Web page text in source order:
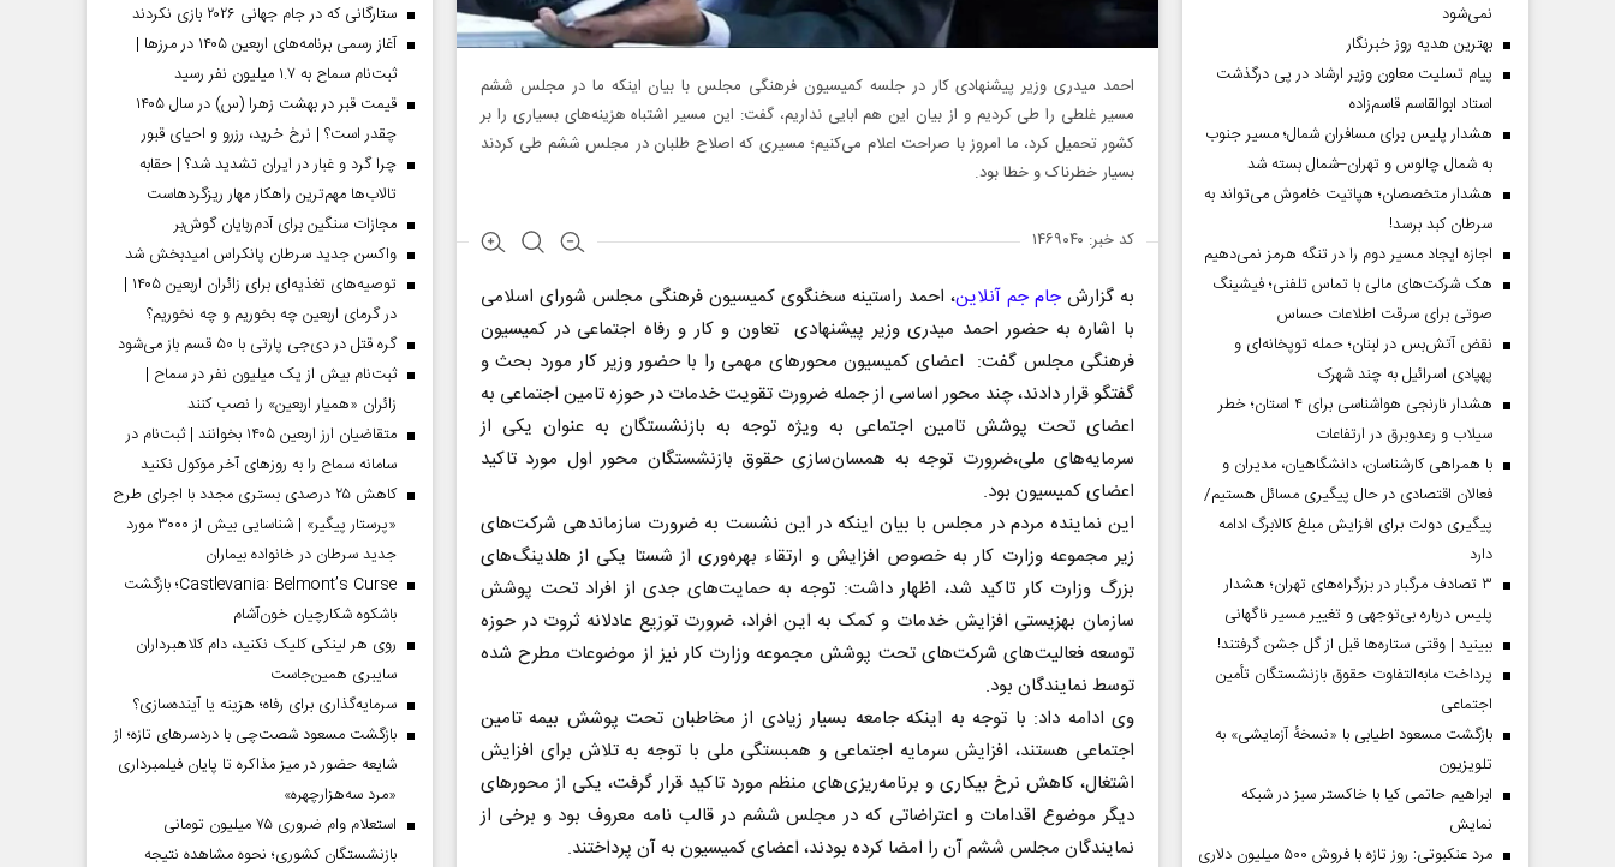
احمد میدری وزیر پیشنهادی کار در جلسه کمیسیون فرهنگی مجلس با بیان اینکه ما در مجلس ششم
مسیر غلطی را طی کردیم و از بیان این هم ابایی نداریم، گفت: این مسیر اشتباه هزینه‌های بسیاری را بر
کشور تحمیل کرد، ما امروز با صراحت اعلام می‌کنیم؛ مسیری که اصلاح طلبان در مجلس ششم طی کردند
بسیار خطرناک و خطا بود.
کد خبر: ۱۴۶۹۰۴۰
به گزارشجام جم آنلاین، احمد راستینه سخنگوی کمیسیون فرهنگی مجلس شورای اسلامی
با اشاره به حضور احمد میدری وزیر پیشنهادی تعاون و کار و رفاه اجتماعی در کمیسیون
فرهنگی مجلس گفت: اعضای کمیسیون محورهای مهمی را با حضور وزیر کار مورد بحث و
گفتگو قرار دادند، چند محور اساسی از جمله ضرورت تقویت خدمات در حوزه تامین اجتماعی به
اعضای تحت پوشش تامین اجتماعی به ویژه توجه به بازنشستگان به عنوان یکی از
سرمایه‌های ملی،ضرورت توجه به همسان‌سازی حقوق بازنشستگان محور اول مورد تاکید
اعضای کمیسیون بود.
این نماینده مردم در مجلس با بیان اینکه در این نشست به ضرورت سازماندهی شرکت‌های
زیر مجموعه وزارت کار به خصوص افزایش و ارتقاء بهره‌وری از شستا یکی از هلدینگ‌های
بزرگ وزارت کار تاکید شد، اظهار داشت: توجه به حمایت‌های جدی از افراد تحت پوشش
سازمان بهزیستی افزایش خدمات و کمک به این افراد، ضرورت توزیع عادلانه ثروت در حوزه
توسعه فعالیت‌های شرکت‌های تحت پوشش مجموعه وزارت کار نیز از موضوعات مطرح شده
توسط نمایندگان بود.
وی ادامه داد: با توجه به اینکه جامعه بسیار زیادی از مخاطبان تحت پوشش بیمه تامین
اجتماعی هستند، افزایش سرمایه اجتماعی و همبستگی ملی با توجه به تلاش برای افزایش
اشتغال، کاهش نرخ بیکاری و برنامه‌ریزی‌های منظم مورد تاکید قرار گرفت، یکی از محورهای
دیگر موضوع اقدامات و اعتراضاتی که در مجلس ششم در قالب نامه معروف بود و برخی از
نمایندگان مجلس ششم آن را امضا کرده بودند، اعضای کمیسیون به آن پرداختند.
نمی‌شود
بهترین هدیه روز خبرنگار
پیام تسلیت معاون وزیر ارشاد در پی درگذشت
استاد ابوالقاسم قاسم‌زاده
هشدار پلیس برای مسافران شمال؛ مسیر جنوب
به شمال چالوس و تهران–شمال بسته شد
هشدار متخصصان؛ هپاتیت خاموش می‌تواند به
سرطان کبد برسد!
اجازه ایجاد مسیر دوم را در تنگه هرمز نمی‌دهیم
هک شرکت‌های مالی با تماس تلفنی؛ فیشینگ
صوتی برای سرقت اطلاعات حساس
نقض آتش‌بس در لبنان؛ حمله توپخانه‌ای و
پهپادی اسرائیل به چند شهرک
هشدار نارنجی هواشناسی برای ۴ استان؛ خطر
سیلاب و رعدوبرق در ارتفاعات
با همراهی کارشناسان، دانشگاهیان، مدیران و
فعالان اقتصادی در حال پیگیری مسائل هستیم/
پیگیری دولت برای افزایش مبلغ کالابرگ ادامه
دارد
۳ تصادف مرگبار در بزرگراه‌های تهران؛ هشدار
پلیس درباره بی‌توجهی و تغییر مسیر ناگهانی
ببینید | وقتی ستاره‌ها قبل از گل جشن گرفتند!
پرداخت مابه‌التفاوت حقوق بازنشستگان تأمین
اجتماعی
بازگشت مسعود اطیابی با «نسخهٔ آزمایشی» به
تلویزیون
ابراهیم حاتمی کیا با خاکستر سبز در شبکه
نمایش
مرد عنکبوتی: روز تازه با فروش ۵۰۰ میلیون دلاری
ستارگانی که در جام جهانی ۲۰۲۶ بازی نکردند
آغاز رسمی برنامه‌های اربعین ۱۴۰۵ در مرز‌ها |
ثبت‌نام سماح به ۱.۷ میلیون نفر رسید
قیمت قبر در بهشت زهرا (س) در سال ۱۴۰۵
چقدر است؟ | نرخ خرید، رزرو و احیای قبور
چرا گرد و غبار در ایران تشدید شد؟ | حقابه
تالاب‌ها مهم‌ترین راهکار مهار ریزگردهاست
مجازات سنگین برای آدم‌ربایان گوش‌بر
واکسن جدید سرطان پانکراس امیدبخش شد
توصیه‌های تغذیه‌ای برای زائران اربعین ۱۴۰۵ |
در گرمای اربعین چه بخوریم و چه نخوریم؟
گره قتل در دی‌جی پارتی با ۵۰ قسم باز می‌شود
ثبت‌نام بیش از یک میلیون نفر در سماح |
زائران «همیار اربعین» را نصب کنند
متقاضیان ارز اربعین ۱۴۰۵ بخوانند | ثبت‌نام در
سامانه سماح را به روز‌های آخر موکول نکنید
کاهش ۲۵ درصدی بستری مجدد با اجرای طرح
«پرستار پیگیر» | شناسایی بیش از ۳۰۰۰ مورد
جدید سرطان در خانواده بیماران
Castlevania: Belmont’s Curse؛ بازگشت
باشکوه شکارچیان خون‌آشام
روی هر لینکی کلیک نکنید، دام کلاهبرداران
سایبری همین‌جاست
سرمایه‌گذاری برای رفاه؛ هزینه یا آینده‌سازی؟
بازگشت مسعود شصت‌چی با دردسر‌های تازه؛ از
شایعه حضور در میز مذاکره تا پایان فیلمبرداری
«مرد سه‌هزارچهره»
استعلام وام ضروری ۷۵ میلیون تومانی
بازنشستگان کشوری؛ نحوه مشاهده نتیجه